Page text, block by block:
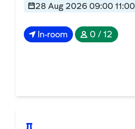
28 Aug 2026 09:00 11:00
In-room 0 / 12